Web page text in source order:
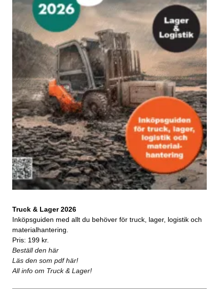
Truck & Lager 2026
Inköpsguiden med allt du behöver för truck, lager, logistik och
materialhantering.
Pris: 199 kr.
Beställ den här
Läs den som pdf här!
All info om Truck & Lager!